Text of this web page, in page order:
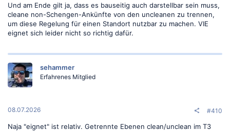
Und am Ende gilt ja, dass es bauseitig auch darstellbar sein muss,
cleane non-Schengen-Ankünfte von den uncleanen zu trennen,
um diese Regelung für einen Standort nutzbar zu machen. VIE
eignet sich leider nicht so richtig dafür.
sehammer
Erfahrenes Mitglied
08.07.2026 #410
Naja "eignet" ist relativ. Getrennte Ebenen clean/unclean im T3